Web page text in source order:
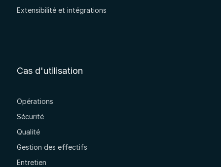
Extensibilité et intégrations
Cas d'utilisation
Opérations
Sécurité
Qualité
Gestion des effectifs
Entretien